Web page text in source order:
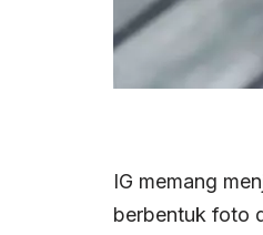
IG memang
berbentuk foto